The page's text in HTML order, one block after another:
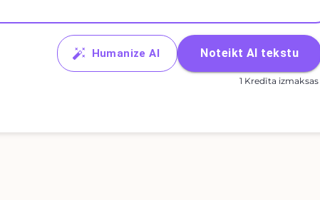
Humanize AI Noteikt AI tekstu
1 Kredīta izmaksas